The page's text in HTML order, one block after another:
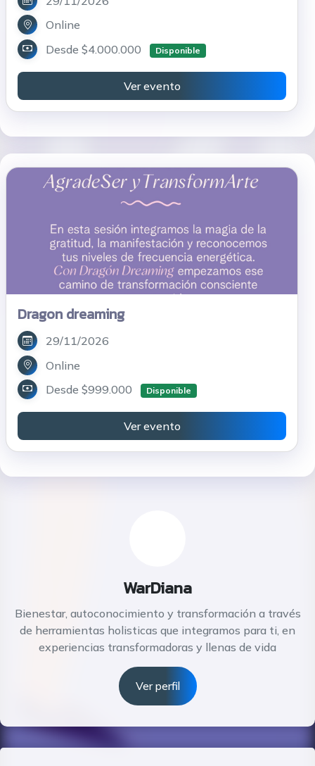
Online
Desde $4.000.000
Disponible
Ver evento
Dragon dreaming
29/11/2026
Online
Desde $999.000
Disponible
Ver evento
WarDiana
Bienestar, autoconocimiento y transformación a través
de herramientas holisticas que integramos para ti, en
experiencias transformadoras y llenas de vida
Ver perfil